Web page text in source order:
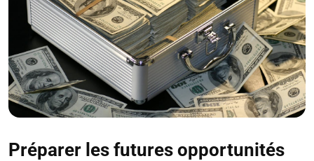
Préparer les futures opportunités